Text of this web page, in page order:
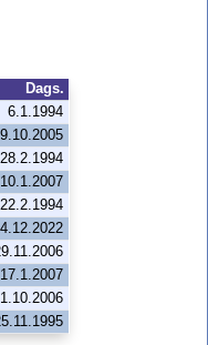
Dags.
6.1.1994
28.2.1994
10.1.2007
22.2.1994
17.1.2007